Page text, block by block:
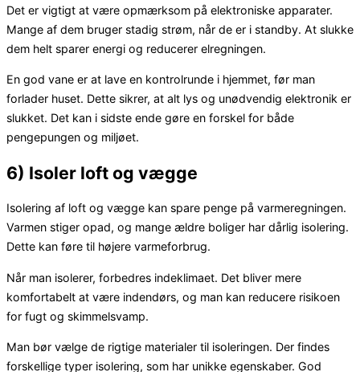
Det er vigtigt at være opmærksom på elektroniske apparater.
Mange af dem bruger stadig strøm, når de er i standby. At slukke
dem helt sparer energi og reducerer elregningen.
En god vane er at lave en kontrolrunde i hjemmet, før man
forlader huset. Dette sikrer, at alt lys og unødvendig elektronik er
slukket. Det kan i sidste ende gøre en forskel for både
pengepungen og miljøet.
6) Isoler loft og vægge
Isolering af loft og vægge kan spare penge på varmeregningen.
Varmen stiger opad, og mange ældre boliger har dårlig isolering.
Dette kan føre til højere varmeforbrug.
Når man isolerer, forbedres indeklimaet. Det bliver mere
komfortabelt at være indendørs, og man kan reducere risikoen
for fugt og skimmelsvamp.
Man bør vælge de rigtige materialer til isoleringen. Der findes
forskellige typer isolering, som har unikke egenskaber. God